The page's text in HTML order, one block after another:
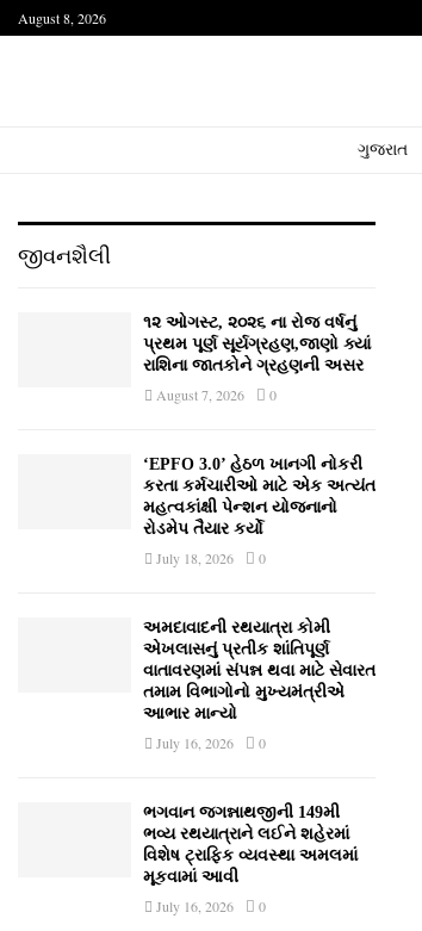
August 8, 2026
ગુજરાત
જીવનશૈલી
૧૨ ઓગસ્ટ, ૨૦૨૬ ના રોજ વર્ષનું
પ્રથમ પૂર્ણ સૂર્યગ્રહણ,જાણો ક્યાં
રાશિના જાતકોને ગ્રહણની અસર
August 7, 2026 0
‘EPFO 3.0’ હેઠળ ખાનગી નોકરી
કરતા કર્મચારીઓ માટે એક અત્યંત
મહત્વકાંક્ષી પેન્શન યોજનાનો
રોડમેપ તૈયાર કર્યો
July 18, 2026 0
અમદાવાદની રથયાત્રા કોમી
એખલાસનું પ્રતીક શાંતિપૂર્ણ
વાતાવરણમાં સંપન્ન થવા માટે સેવારત
તમામ વિભાગોનો મુખ્યમંત્રીએ
આભાર માન્યો
July 16, 2026 0
ભગવાન જગન્નાથજીની 149મી
ભવ્ય રથયાત્રાને લઈને શહેરમાં
વિશેષ ટ્રાફિક વ્યવસ્થા અમલમાં
મૂકવામાં આવી
July 16, 2026 0